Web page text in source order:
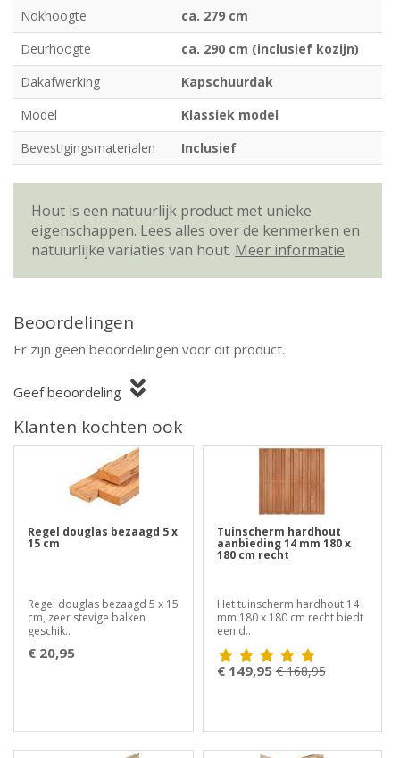
Nokhoogte
ca. 279 cm
Deurhoogte
ca. 290 cm (inclusief kozijn)
Dakafwerking
Kapschuurdak
Model
Klassiek model
Bevestigingsmaterialen
Inclusief
Hout is een natuurlijk product met unieke
eigenschappen. Lees alles over de kenmerken en
natuurlijke variaties van hout. Meer informatie
Beoordelingen
Er zijn geen beoordelingen voor dit product.
Geef beoordeling
Klanten kochten ook
Regel douglas bezaagd 5 x
15 cm
Regel douglas bezaagd 5 x 15
cm, zeer stevige balken
geschik..
€ 20,95
Tuinscherm hardhout
aanbieding 14 mm 180 x
180 cm recht
Het tuinscherm hardhout 14
mm 180 x 180 cm recht biedt
een d..
€ 149,95 € 168,95